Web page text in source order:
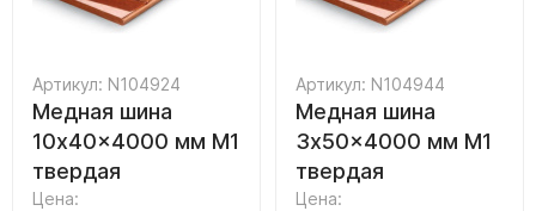
Артикул: N104924
Медная шина
10x40x4000 мм М1
твердая
Цена:
Артикул: N104944
Медная шина
3x50x4000 мм М1
твердая
Цена: